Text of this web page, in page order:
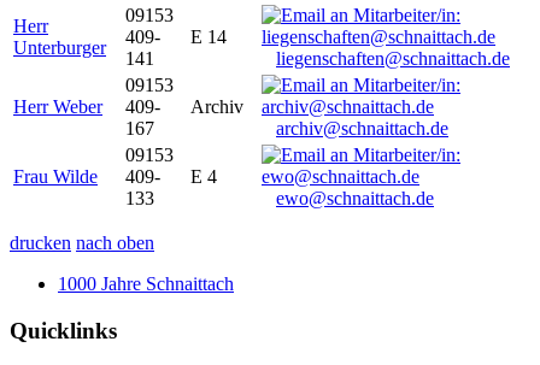
Herr
Unterburger
09153
409-
141
E 14
liegenschaften@schnaittach.de
Herr Weber
09153
409-
167
Archiv
archiv@schnaittach.de
Frau Wilde
09153
409-
133
E 4
ewo@schnaittach.de
drucken nach oben
1000 Jahre Schnaittach
Quicklinks